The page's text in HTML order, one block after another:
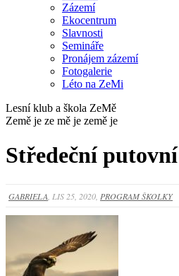
Zázemí
Ekocentrum
Slavnosti
Semináře
Pronájem zázemí
Fotogalerie
Léto na ZeMi
Lesní klub a škola ZeMě
Země je ze mě je země je
Středeční
GABRIELA , LIS 25, 2020, PROGRAM ŠKOLKY